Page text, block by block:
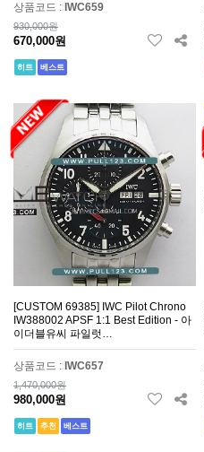
상품코드 : IWC659
930,000원
670,000원
히트 베스트
[CUSTOM 69385] IWC Pilot Chrono
IW388002 APSF 1:1 Best Edition - 아
이더블유씨 파일럿…
상품코드 : IWC657
1,470,000원
980,000원
히트 추천 베스트